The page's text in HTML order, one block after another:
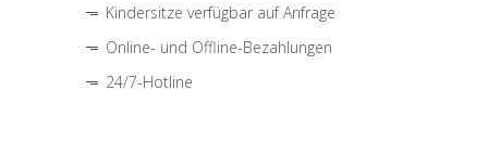
Kindersitze verfügbar auf Anfrage
Online- und Offline-Bezahlungen
24/7-Hotline